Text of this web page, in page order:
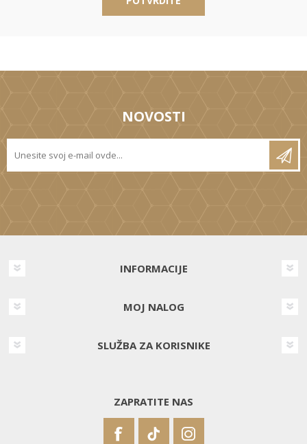
NOVOSTI
INFORMACIJE
MOJ NALOG
SLUŽBA ZA KORISNIKE
ZAPRATITE NAS